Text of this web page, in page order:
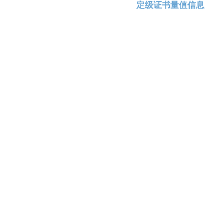
定级证书量值信息